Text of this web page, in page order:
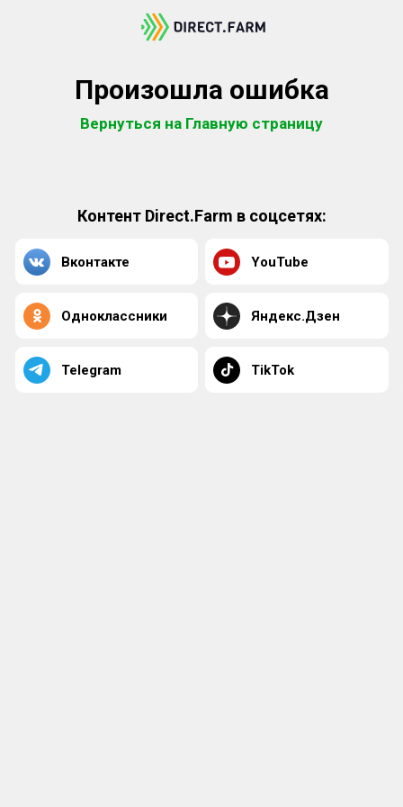
Произошла ошибка
Вернуться на Главную страницу
Контент Direct.Farm в соцсетях:
Вконтакте YouTube
Одноклассники Яндекс.Дзен
Telegram TikTok